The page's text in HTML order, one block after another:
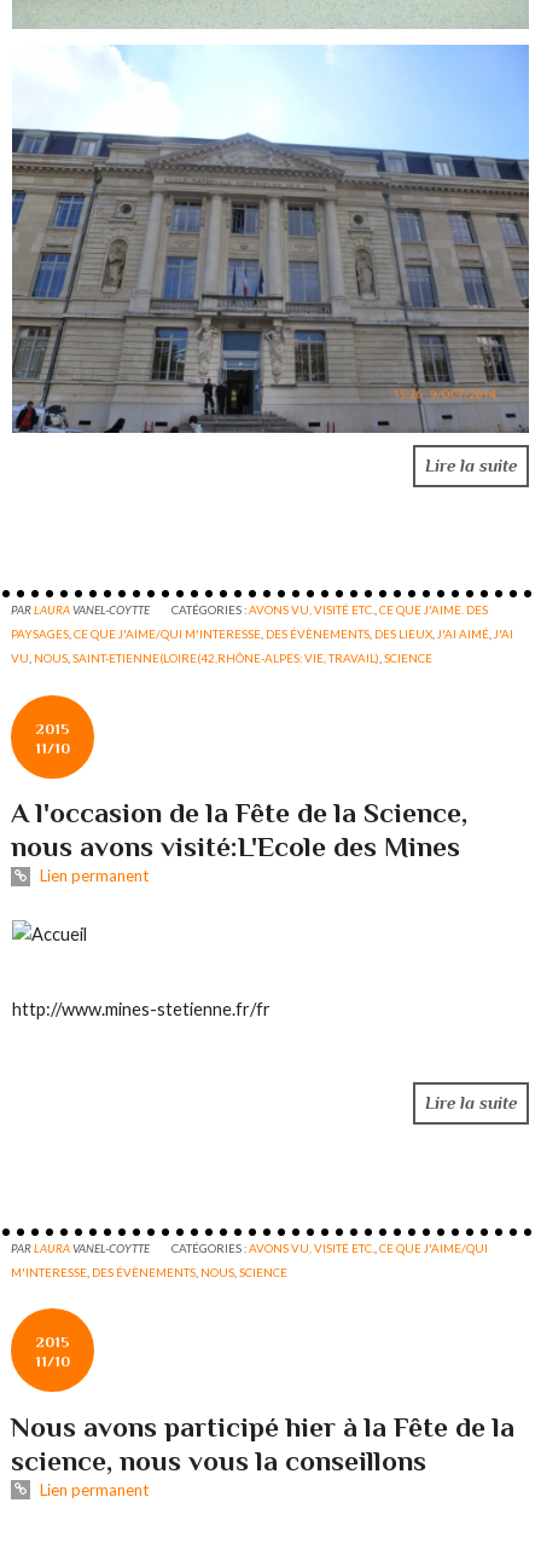
Lire la suite
PARLAURAVANEL-COYTTE CATÉGORIES :AVONS VU, VISITÉ ETC.,CE QUE J'AIME. DES
PAYSAGES,CE QUE J'AIME/QUI M'INTERESSE, DES ÉVÈNEMENTS, DES LIEUX,J'AI AIMÉ,J'AI
VU, NOUS,SAINT-ETIENNE(LOIRE(42,RHÔNE-ALPES: VIE, TRAVAIL),SCIENCE
2015
11/10
A l'occasion de la Fête de la Science,
nous avons visité:L'Ecole des Mines
Lien permanent
http://www.mines-stetienne.fr/fr
Lire la suite
PARLAURAVANEL-COYTTE CATÉGORIES :AVONS VU, VISITÉ ETC. ,CE QUE J'AIME/QUI
M'INTERESSE DES ÉVÈNEMENTS NOUS ,SCIENCE
2015
11/10
Nous avons participé hier à la Fête de la
science, nous vous la conseillons
Lien permanent